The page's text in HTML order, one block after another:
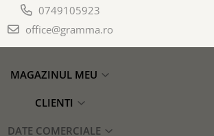
0749105923
office@gramma.ro
MAGAZINUL MEU
CLIENTI
DATE COMERCIALE